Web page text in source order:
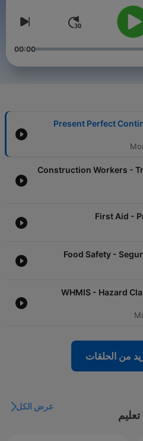
00:00
272 - Present Perfect
271 - Construction Workers
268 - WHMIS - Hazard
من الحلقات
عرض الكل